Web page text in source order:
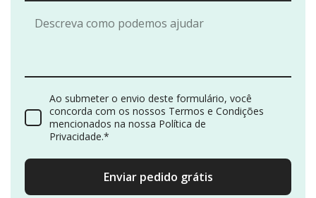
Ao submeter o envio deste formulário, você
concorda com os nossos Termos e Condições
mencionados na nossa Política de
Privacidade.*
Enviar pedido grátis